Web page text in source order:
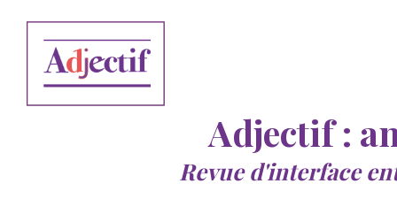
Adjectif :
Revue d'interface